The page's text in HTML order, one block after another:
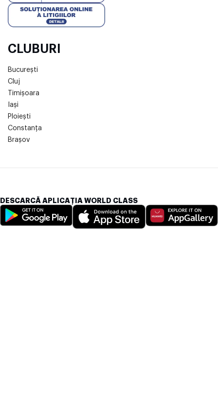
CLUBURI
București
Cluj
Timișoara
Iași
Ploiești
Constanța
Brașov
DESCARCĂ APLICAȚIA WORLD CLASS